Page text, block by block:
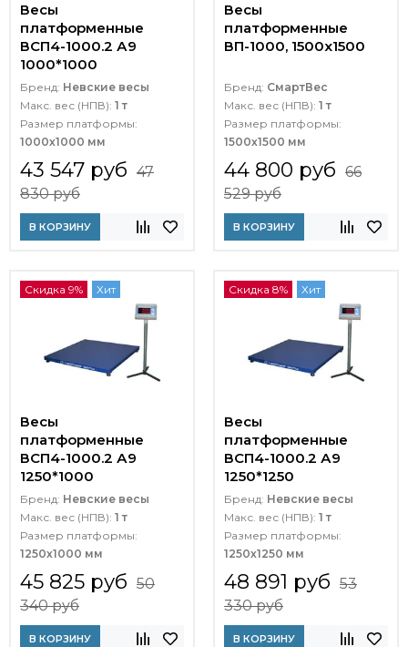
Весы
платформенные
ВСП4-1000.2 А9
1000*1000
Бренд: Невские весы
Макс. вес (НПВ): 1 т
Размер платформы:
1000х1000 мм
43 547 руб 47
830 руб
В КОРЗИНУ
Весы
платформенные
ВП-1000, 1500x1500
Бренд: СмартВес
Макс. вес (НПВ): 1 т
Размер платформы:
1500х1500 мм
44 800 руб 66
529 руб
В КОРЗИНУ
Скидка 9% Хит
Весы
платформенные
ВСП4-1000.2 А9
1250*1000
Бренд: Невские весы
Макс. вес (НПВ): 1 т
Размер платформы:
1250х1000 мм
45 825 руб 50
340 руб
В КОРЗИНУ
Скидка 8% Хит
Весы
платформенные
ВСП4-1000.2 А9
1250*1250
Бренд: Невские весы
Макс. вес (НПВ): 1 т
Размер платформы:
1250х1250 мм
48 891 руб 53
330 руб
В КОРЗИНУ